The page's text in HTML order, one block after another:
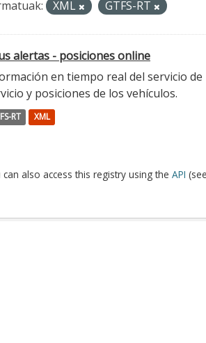
XML GTFS-RT
alertas - posiciones online
en tiempo real del servicio de
y posiciones de los vehículos.
RT XML
can also access this registry using the API (see